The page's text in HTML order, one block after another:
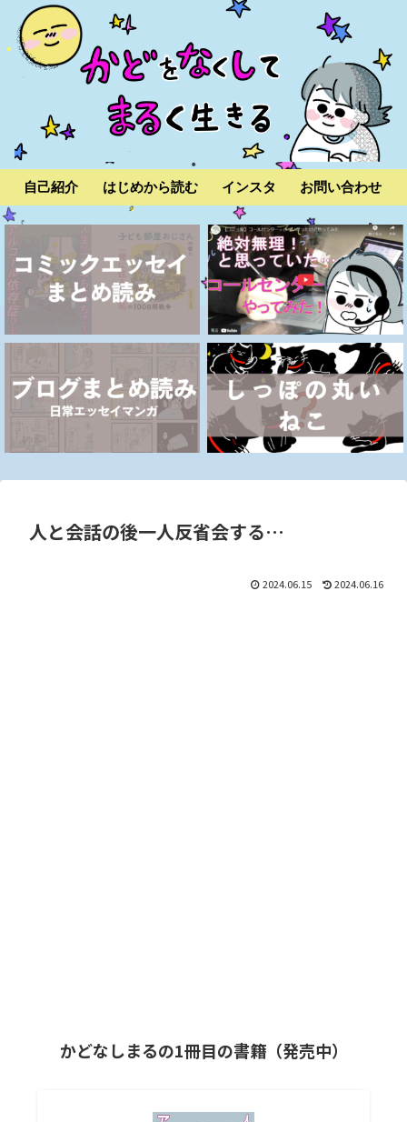
自己紹介 はじめから読む インスタ お問い合わせ
人と会話の後一人反省会する…
2024.06.15 2024.06.16
かどなしまるの1冊目の書籍（発売中）